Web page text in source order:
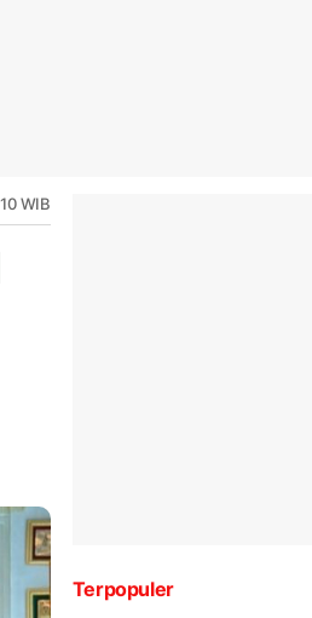
WIB
Terpopuler